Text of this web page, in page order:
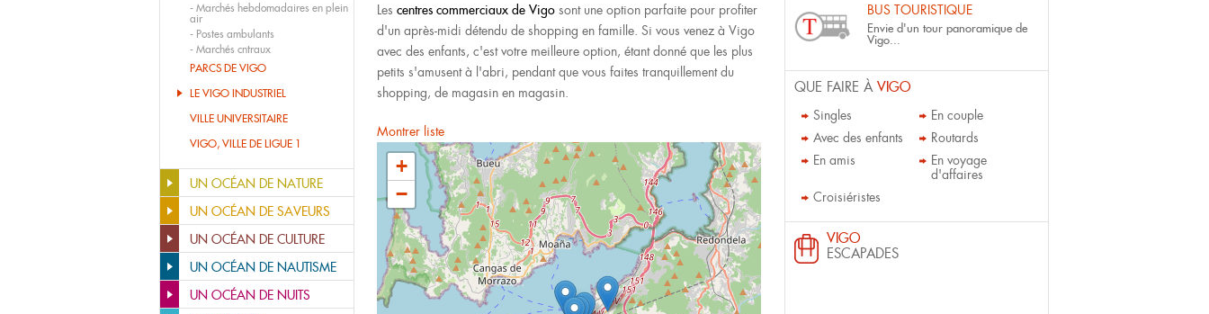
- Marchés hebdomadaires en plein
air
- Postes ambulants
- Marchés cntraux
PARCS DE VIGO
LE VIGO INDUSTRIEL
VILLE UNIVERSITAIRE
VIGO, VILLE DE LIGUE 1
UN OCÉAN DE NATURE
UN OCÉAN DE SAVEURS
UN OCÉAN DE CULTURE
UN OCÉAN DE NAUTISME
UN OCÉAN DE NUITS
Les centres commerciaux de Vigo sont une option parfaite pour profiter
d'un après-midi détendu de shopping en famille. Si vous venez à Vigo
avec des enfants, c'est votre meilleure option, étant donné que les plus
petits s'amusent à l'abri, pendant que vous faites tranquillement du
shopping, de magasin en magasin.
Montrer liste
+
−
BUS TOURISTIQUE
Envie d'un tour panoramique de
Vigo...
QUE FAIRE À VIGO
Singles
En couple
Avec des enfants
Routards
En amis
En voyage
d'affaires
Croisiéristes
VIGO
ESCAPADES